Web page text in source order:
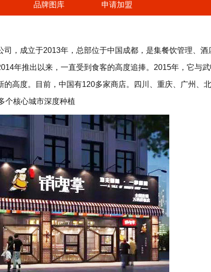
品牌图库 申请加盟
，成立于2013年，总部位于中国成都，是集餐饮管理、酒
年推出以来，一直受到食客的高度追捧。2015年，它与
高度。目前，中国有120多家商店。四川、重庆、广州、
个核心城市深度种植